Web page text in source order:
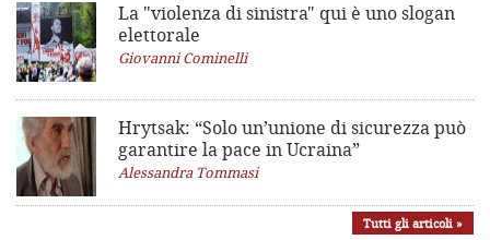
La "violenza di sinistra" qui è uno slogan
elettorale
Giovanni Cominelli
Hrytsak: “Solo un’unione di sicurezza può
garantire la pace in Ucraina”
Alessandra Tommasi
Tutti gli articoli »